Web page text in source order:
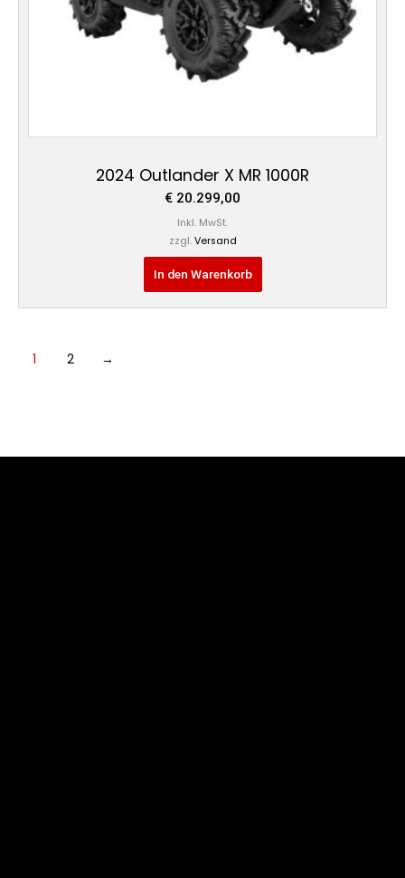
2024 Outlander X MR 1000R
€ 20.299,00
Inkl. MwSt.
zzgl. Versand
In den Warenkorb
1 2 →